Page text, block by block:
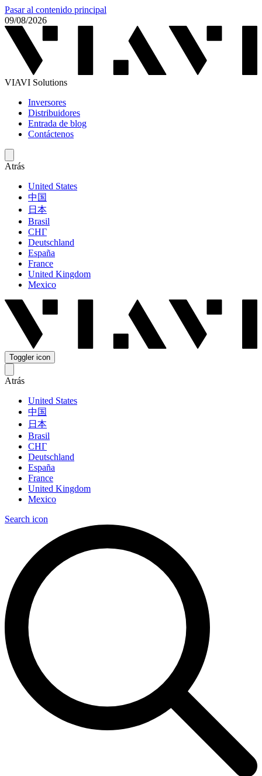
Pasar al contenido principal
09/08/2026
VIAVI Solutions
Inversores
Distribuidores
Entrada de blog
Contáctenos
Atrás
United States
中国
日本
Brasil
СНГ
Deutschland
España
France
United Kingdom
Mexico
Toggler icon
Atrás
United States
中国
日本
Brasil
СНГ
Deutschland
España
France
United Kingdom
Mexico
Search icon